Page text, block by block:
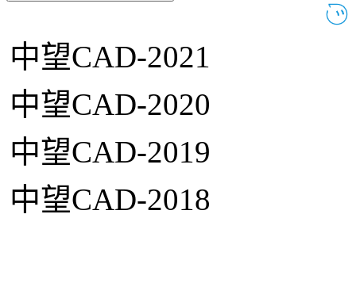
中望CAD-2021
中望CAD-2020
中望CAD-2019
中望CAD-2018